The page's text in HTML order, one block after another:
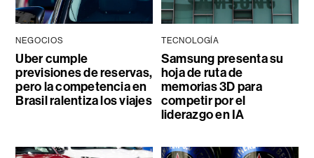
NEGOCIOS
Uber cumple
previsiones de reservas,
pero la competencia en
Brasil ralentiza los viajes
TECNOLOGÍA
Samsung presenta su
hoja de ruta de
memorias 3D para
competir por el
liderazgo en IA